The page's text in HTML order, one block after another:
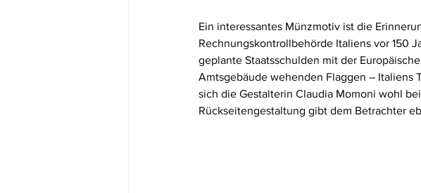
Ein interessantes Münzmotiv ist die
Rechnungskontrollbehörde Italiens vor 150
geplante Staatsschulden mit der
Amtsgebäude wehenden Flaggen – Italiens
sich die Gestalterin Claudia Momoni wohl
Rückseitengestaltung gibt dem Betrachter